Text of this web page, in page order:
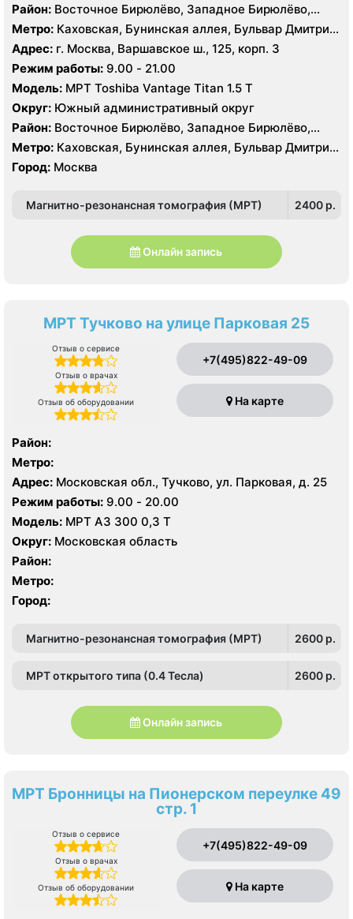
Район: Восточное Бирюлёво, Западное Бирюлёво,
Москворечье-Сабурово, Северное Чертаново,
Центральное Чертаново, Южное Чертаново , Южное
Чертаново , Зюзино, Северное Бутово, Южное Бутово
Метро: Каховская, Бунинская аллея, Бульвар Дмитрия
Донского, Бульвар Адмирала Ушакова, Аннино ,
Пражская, Севастопольская, Улица Академика
Янгеля, Улица Горчакова, Улица Скобелевская, Улица
Старокачаловская, Чертановская, Южная
Адрес: г. Москва, Варшавское ш., 125, корп. 3
Режим работы: 9.00 - 21.00
Модель: МРТ Toshiba Vantage Titan 1.5 Т
Округ: Южный административный округ
Район: Восточное Бирюлёво, Западное Бирюлёво,
Москворечье-Сабурово, Северное Чертаново,
Центральное Чертаново, Южное Чертаново , Южное
Чертаново , Зюзино, Северное Бутово, Южное Бутово
Метро: Каховская, Бунинская аллея, Бульвар Дмитрия
Донского, Бульвар Адмирала Ушакова, Аннино ,
Пражская, Севастопольская, Улица Академика
Янгеля, Улица Горчакова, Улица Скобелевская, Улица
Старокачаловская, Чертановская, Южная
Город: Москва
Магнитно-резонансная томография (МРТ) 2400 p.
Онлайн запись
МРТ Тучково на улице Парковая 25
Отзыв о сервисе
Отзыв о врачах
Отзыв об оборудовании
+7(495)822-49-09
На карте
Район:
Метро:
Адрес: Московская обл., Тучково, ул. Парковая, д. 25
Режим работы: 9.00 - 20.00
Модель: МРТ АЗ 300 0,3 Т
Округ: Московская область
Район:
Метро:
Город:
Магнитно-резонансная томография (МРТ) 2600 p.
МРТ открытого типа (0.4 Тесла) 2600 p.
Онлайн запись
МРТ Бронницы на Пионерском переулке 49
стр. 1
Отзыв о сервисе
Отзыв о врачах
Отзыв об оборудовании
+7(495)822-49-09
На карте